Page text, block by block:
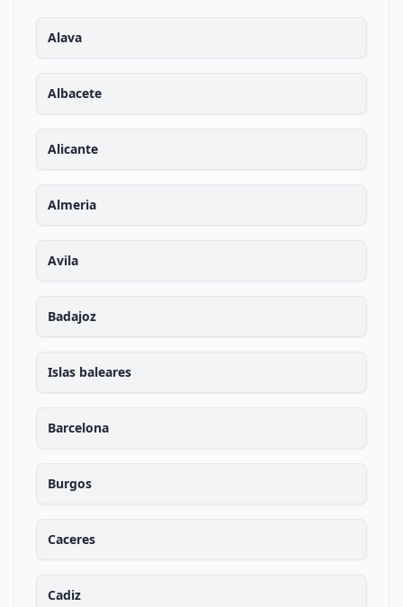
Alava
Albacete
Alicante
Almeria
Avila
Badajoz
Islas baleares
Barcelona
Burgos
Caceres
Cadiz